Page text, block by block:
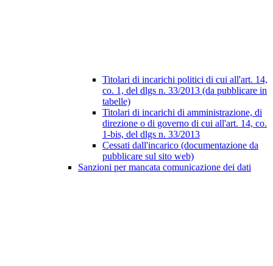
Titolari di incarichi politici di cui all'art. 14,
co. 1, del dlgs n. 33/2013 (da pubblicare in
tabelle)
Titolari di incarichi di amministrazione, di
direzione o di governo di cui all'art. 14, co.
1-bis, del dlgs n. 33/2013
Cessati dall'incarico (documentazione da
pubblicare sul sito web)
Sanzioni per mancata comunicazione dei dati